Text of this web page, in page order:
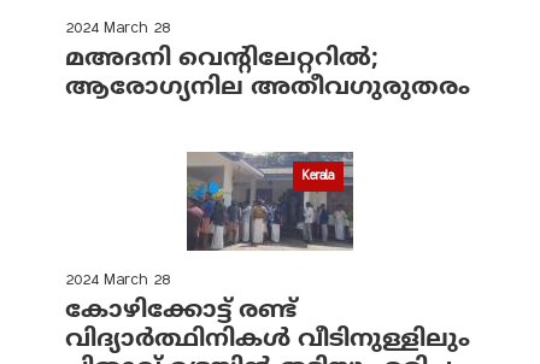
2024 March 28
മഅദനി വെന്റിലേറ്ററിൽ;
ആരോഗ്യനില അതീവഗുരുതരം
Kerala
2024 March 28
കോഴിക്കോട്ട് രണ്ട്
വിദ്യാർത്ഥിനികൾ വീടിനുള്ളിലും